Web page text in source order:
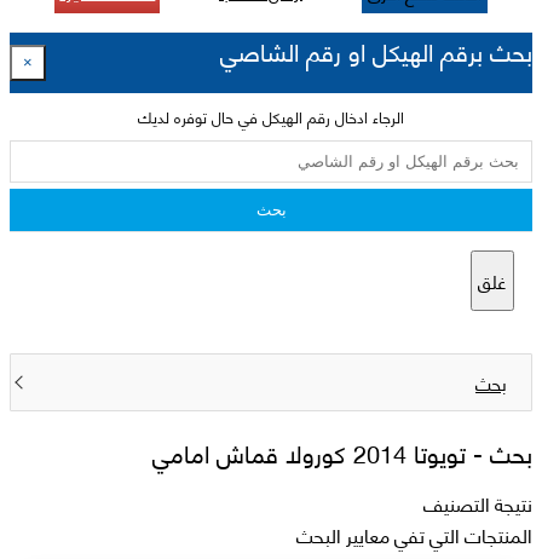
بحث برقم الهيكل او رقم الشاصي ×
الرجاء ادخال رقم الهيكل في حال توفره لديك
بحث
غلق
بحث
بحث -تويوتا 2014 كورولا قماش امامي
نتيجة التصنيف
المنتجات التي تفي معايير البحث